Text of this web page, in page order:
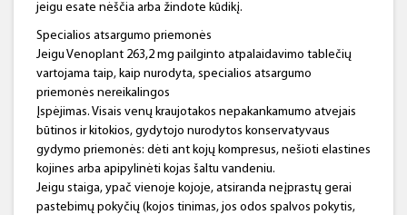
jeigu esate nėščia arba žindote kūdikį.
Specialios atsargumo priemonės
Jeigu Venoplant 263,2 mg pailginto atpalaidavimo tablečių
vartojama taip, kaip nurodyta, specialios atsargumo
priemonės nereikalingos
Įspėjimas. Visais venų kraujotakos nepakankamumo atvejais
būtinos ir kitokios, gydytojo nurodytos konservatyvaus
gydymo priemonės: dėti ant kojų kompresus, nešioti elastines
kojines arba apipylinėti kojas šaltu vandeniu.
Jeigu staiga, ypač vienoje kojoje, atsiranda neįprastų gerai
pastebimų pokyčių (kojos tinimas, jos odos spalvos pokytis,